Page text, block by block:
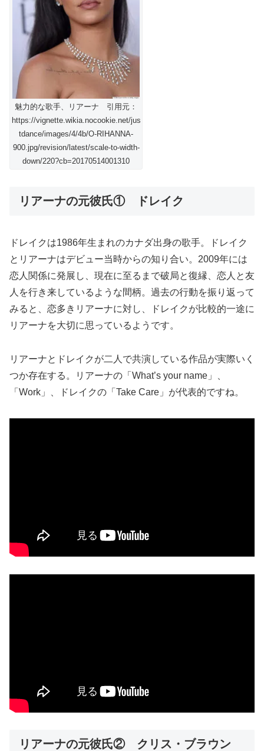
魅力的な歌手、リアーナ 引用元：
https://vignette.wikia.nocookie.net/jus
tdance/images/4/4b/O-RIHANNA-
900.jpg/revision/latest/scale-to-width-
down/220?cb=20170514001310
リアーナの元彼氏① ドレイク
ドレイクは1986年生まれのカナダ出身の歌手。ドレイク
とリアーナはデビュー当時からの知り合い。2009年には
恋人関係に発展し、現在に至るまで破局と復縁、恋人と友
人を行き来しているような間柄。過去の行動を振り返って
みると、恋多きリアーナに対し、ドレイクが比較的一途に
リアーナを大切に思っているようです。
リアーナとドレイクが二人で共演している作品が実際いく
つか存在する。リアーナの「What’s your name」、
「Work」、ドレイクの「Take Care」が代表的ですね。
リアーナの元彼氏② クリス・ブラウン